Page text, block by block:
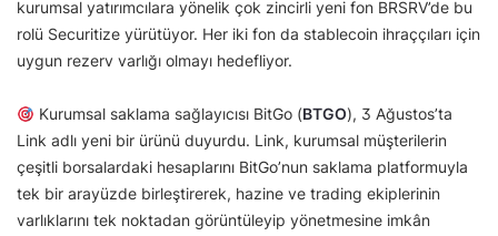
kurumsal yatırımcılara yönelik çok zincirli yeni fon BRSRV’de bu
rolü Securitize yürütüyor. Her iki fon da stablecoin ihraççıları için
uygun rezerv varlığı olmayı hedefliyor.
Kurumsal saklama sağlayıcısı BitGo (BTGO), 3 Ağustos’ta
Link adlı yeni bir ürünü duyurdu. Link, kurumsal müşterilerin
çeşitli borsalardaki hesaplarını BitGo’nun saklama platformuyla
tek bir arayüzde birleştirerek, hazine ve trading ekiplerinin
varlıklarını tek noktadan görüntüleyip yönetmesine imkân